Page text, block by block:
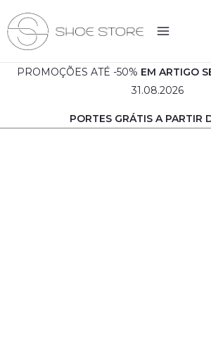
to
content
PROMOÇÕES ATÉ -50% EM ARTIGO
31.08.2026
PORTES GRÁTIS A PARTIR